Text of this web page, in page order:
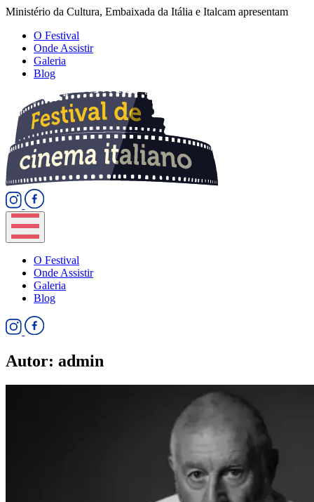
Ministério da Cultura, Embaixada da Itália e Italcam apresentam
O Festival
Onde Assistir
Galeria
Blog
O Festival
Onde Assistir
Galeria
Blog
Autor: admin